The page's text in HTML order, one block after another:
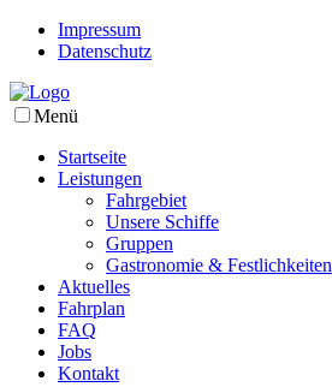
Impressum
Datenschutz
Menü
Startseite
Leistungen
Fahrgebiet
Unsere Schiffe
Gruppen
Gastronomie & Festlichkeiten
Aktuelles
Fahrplan
FAQ
Jobs
Kontakt